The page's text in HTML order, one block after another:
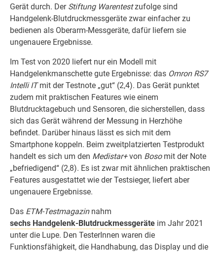
Gerät durch. Der Stiftung Warentestzufolge sind
Handgelenk-Blutdruckmessgeräte zwar einfacher zu
bedienen als Oberarm-Messgeräte, dafür liefern sie
ungenauere Ergebnisse.
Im Test von 2020 liefert nur ein Modell mit
Handgelenkmanschette gute Ergebnisse: das Omron RS7
Intelli ITmit der Testnote „gut“ (2,4). Das Gerät punktet
zudem mit praktischen Features wie einem
Blutdrucktagebuch und Sensoren, die sicherstellen, dass
sich das Gerät während der Messung in Herzhöhe
befindet. Darüber hinaus lässt es sich mit dem
Smartphone koppeln. Beim zweitplatzierten Testprodukt
handelt es sich um den Medistar+von Bosomit der Note
„befriedigend“ (2,8). Es ist zwar mit ähnlichen praktischen
Features ausgestattet wie der Testsieger, liefert aber
ungenauere Ergebnisse.
Das ETM-Testmagazinnahm
sechs Handgelenk-Blutdruckmessgeräte im Jahr 2021
unter die Lupe. Den TesterInnen waren die
Funktionsfähigkeit, die Handhabung, das Display und die